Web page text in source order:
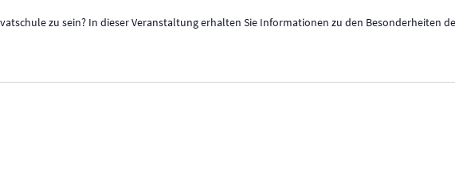
zu sein? In dieser Veranstaltung erhalten Sie Informationen zu den Besonderheiten